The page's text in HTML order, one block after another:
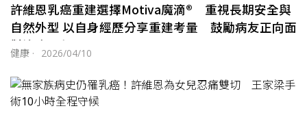
許維恩乳癌重建選擇Motiva魔滴® 重視長期安全與
自然外型 以自身經歷分享重建考量 鼓勵病友正向面
對治療歷程
健康 · 2026/04/10